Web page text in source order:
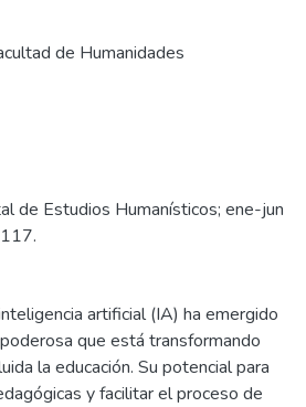
de Humanidades
de Estudios Humanísticos; ene-jun
artificial (IA) ha emergido
que está transformando
la educación. Su potencial para
y facilitar el proceso de